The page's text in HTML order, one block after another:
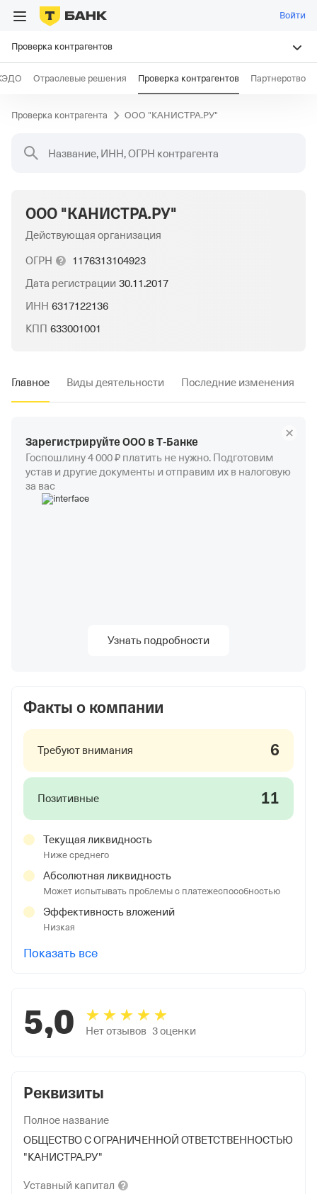
Войти
Проверка контрагентов
Отраслевые решения Проверка контрагентов Партнерство
Проверка контрагента ООО "КАНИСТРА.РУ"
Название, ИНН, ОГРН контрагента
ООО "КАНИСТРА.РУ"
Действующая организация
ОГРН
1176313104923
Дата регистрации 30.11.2017
ИНН 6317122136
КПП 633001001
Главное Виды деятельности Последние изменения
Реквизиты
Полное название
ОБЩЕСТВО С ОГРАНИЧЕННОЙ ОТВЕТСТВЕННОСТЬЮ
"КАНИСТРА.РУ"
Уставный капитал
Зарегистрируйте ООО в Т‑Банке
Госпошлину 4 000 ₽ платить не нужно. Подготовим
устав и другие документы и отправим их в налоговую
за вас
Узнать подробности
Факты о компании
Требуют внимания 6
Позитивные 11
Текущая ликвидность
Ниже среднего
Абсолютная ликвидность
Может испытывать проблемы с платежеспособностью
Эффективность вложений
Низкая
Показать все
5,0 Нет отзывов 3оценки